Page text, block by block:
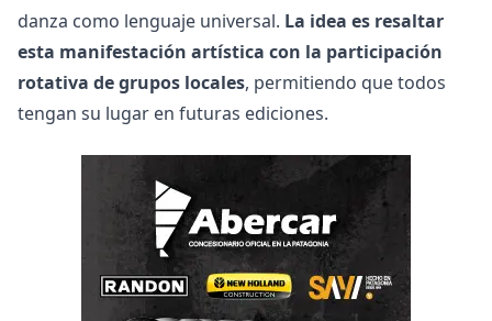
danza como lenguaje universal. La idea es resaltar
esta manifestación artística con la participación
rotativa de grupos locales, permitiendo que todos
tengan su lugar en futuras ediciones.